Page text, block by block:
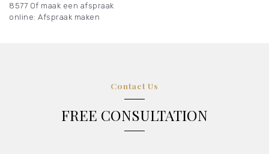
8577 Of maak een afspraak
online: Afspraak maken
Contact Us
FREE CONSULTATION